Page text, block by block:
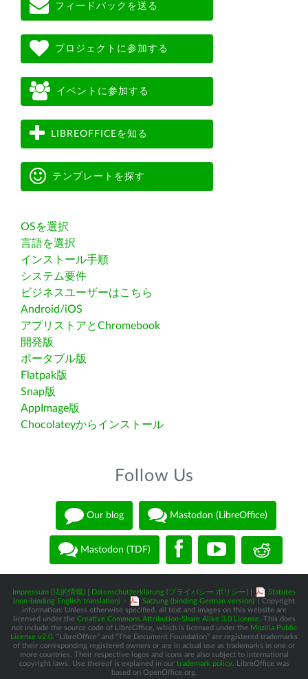
フィードバックを送る
プロジェクトに参加する
イベントに参加する
LIBREOFFICEを知る
テンプレートを探す
OSを選択
言語を選択
インストール手順
システム要件
ビジネスユーザーはこちら
Android/iOS
アプリストアとChromebook
開発版
ポータブル版
Flatpak版
Snap版
AppImage版
Chocolateyからインストール
Follow Us
Our blog Mastodon (LibreOffice)
Mastodon (TDF)
Impressum (法的情報) Datenschutzerklärung (プライバシー ポリシー)
Statutes
(non-binding English translation) - Satzung (binding German version)
| Copyright
information: Unless otherwise specified, all text and images on this website are
licensed under the Creative Commons Attribution-Share Alike 3.0 License. This does
not include the source code of LibreOffice, which is licensed under the Mozilla Public
License v2.0 . “LibreOffice” and “The Document Foundation” are registered trademarks
of their corresponding registered owners or are in actual use as trademarks in one or
more countries. Their respective logos and icons are also subject to international
copyright laws. Use thereof is explained in our trademark policy. LibreOffice was
based on OpenOffice.org.